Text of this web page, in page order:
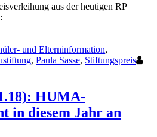
aus der heutigen RP
und Elterninformation,
, Paula Sasse, Stiftungspreis
HUMA-
in diesem Jahr an